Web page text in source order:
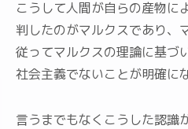
こうして人間が自らの産物に
判したのがマルクスであり、
従ってマルクスの理論に基づ
社会主義でないことが明確に
言うまでもなくこうした認識